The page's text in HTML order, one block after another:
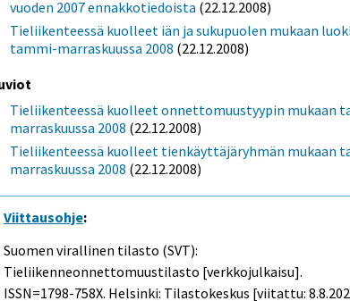
vuoden 2007 ennakkotiedoista (22.12.2008)
Tieliikenteessä kuolleet iän ja sukupuolen mukaan
tammi-marraskuussa 2008 (22.12.2008)
Tieliikenteessä kuolleet onnettomuustyypin mukaan
marraskuussa 2008 (22.12.2008)
Tieliikenteessä kuolleet tienkäyttäjäryhmän mukaan
marraskuussa 2008 (22.12.2008)
Viittausohje:
Suomen virallinen tilasto (SVT):
Tieliikenneonnettomuustilasto [verkkojulkaisu].
ISSN=1798-758X. Helsinki: Tilastokeskus [viitattu: